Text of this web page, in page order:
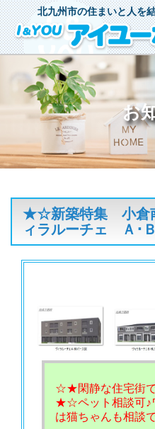
北九州市の住まいと人を
お
★☆新築特集 小倉
ィラルーチェ Ａ･Ｂ
☆★閑静な住宅街
★☆ペット相談可♪
は猫ちゃんも相談